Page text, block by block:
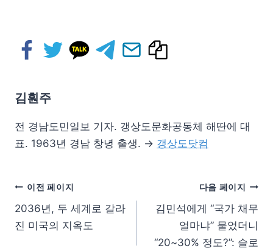
김훤주
전 경남도민일보 기자. 갱상도문화공동체 해딴에 대
표. 1963년 경남 창녕 출생. → 갱상도닷컴
이전 페이지
2036년, 두 세계로 갈라
진 미국의 지옥도
다음 페이지
김민석에게 “국가 채무
얼마냐” 물었더니
“20~30% 정도?”: 슬로